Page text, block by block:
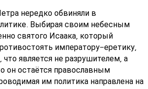
нередко обвиняли в
Выбирая своим небесным
святого Исаака, который
императору-еретику,
является не разрушителем, а
он остаётся православным
им политика направлена на